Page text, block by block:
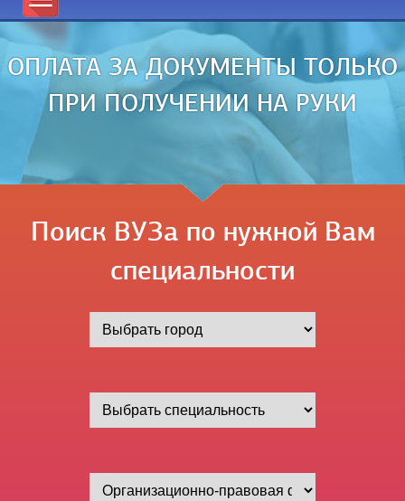
ОПЛАТА ЗА ДОКУМЕНТЫ ТОЛЬКО
ПРИ ПОЛУЧЕНИИ НА РУКИ
Поиск ВУЗа по нужной Вам
специальности